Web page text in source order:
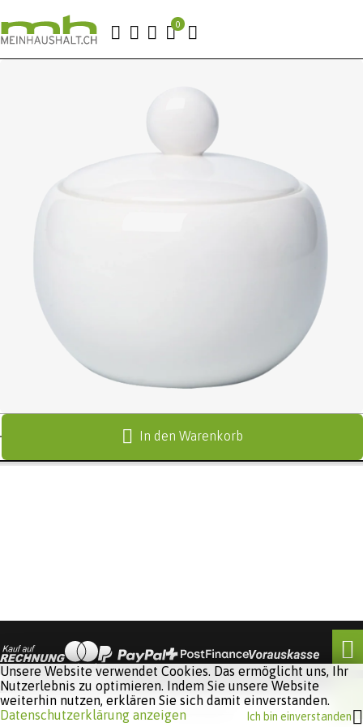
In den Warenkorb
Software:
Unsere Website verwendet Cookies. Das ermöglicht uns, Ihr
Nutzerlebnis zu optimieren. Indem Sie unsere Website
weiterhin nutzen, erklären Sie sich damit einverstanden.
Datenschutzerklärung anzeigen
Ich bin einverstanden